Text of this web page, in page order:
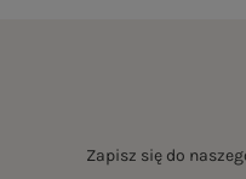
Zapisz się do